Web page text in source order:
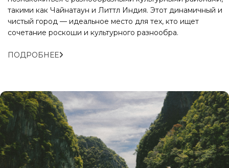
такими как Чайнатаун и Литтл Индия. Этот динамичный и
чистый город — идеальное место для тех, кто ищет
сочетание роскоши и культурного разнообра.
ПОДРОБНЕЕ